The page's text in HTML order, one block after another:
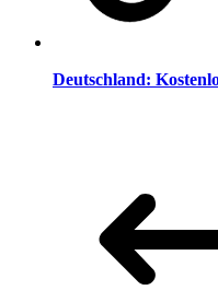
Deutschland: